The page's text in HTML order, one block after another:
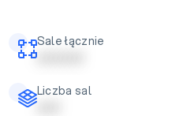
Sale łącznie
| | | | | | | | | |
Liczba sal
| | | | |